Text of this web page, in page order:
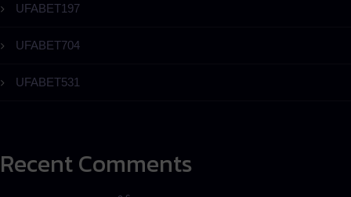
UFABET197
UFABET704
UFABET531
Recent Comments